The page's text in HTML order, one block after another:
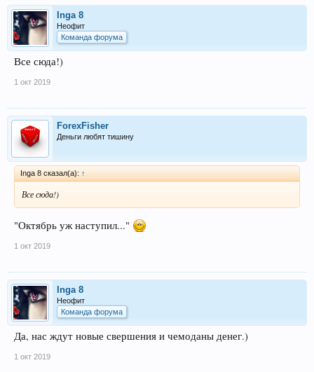
Inga 8
Неофит
Команда форума
Все сюда!)
1 окт 2019
ForexFisher
Деньги любят тишину
Inga 8 сказал(а): ↑
Все сюда!)
"Октябрь уж наступил..."
1 окт 2019
Inga 8
Неофит
Команда форума
Да, нас ждут новые свершения и чемоданы денег.)
1 окт 2019